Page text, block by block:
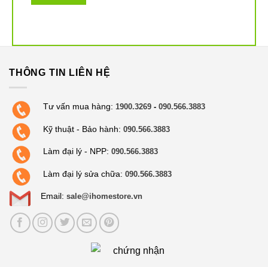
THÔNG TIN LIÊN HỆ
Tư vấn mua hàng: 1900.3269 -090.566.3883
Kỹ thuật - Bảo hành: 090.566.3883
Làm đại lý - NPP: 090.566.3883
Làm đại lý sửa chữa: 090.566.3883
Email: sale@ihomestore.vn